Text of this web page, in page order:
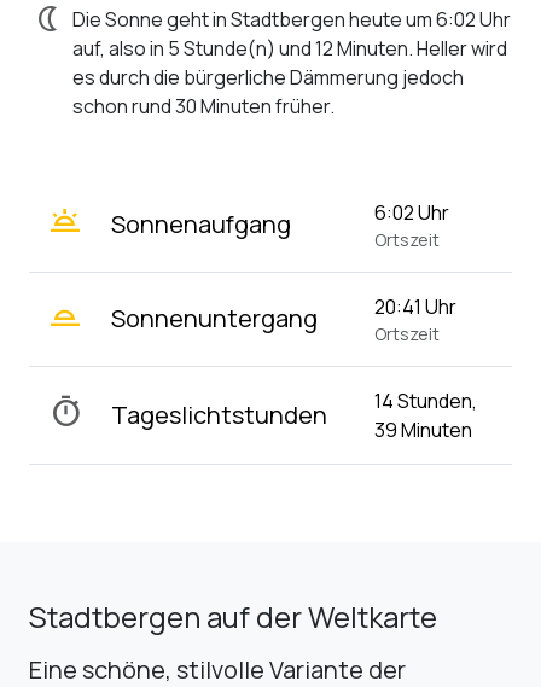
nightlight Die Sonne geht in Stadtbergen heute um 6:02 Uhr
auf, also in 5 Stunde(n) und 12 Minuten. Heller wird
es durch die bürgerliche Dämmerung jedoch
schon rund 30 Minuten früher.
wb_twilight Sonnenaufgang 6:02 Uhr
Ortszeit
wb_twilight_2 Sonnenuntergang 20:41 Uhr
Ortszeit
timer Tageslichtstunden
14 Stunden,
39 Minuten
Stadtbergen auf der Weltkarte
Eine schöne, stilvolle Variante der